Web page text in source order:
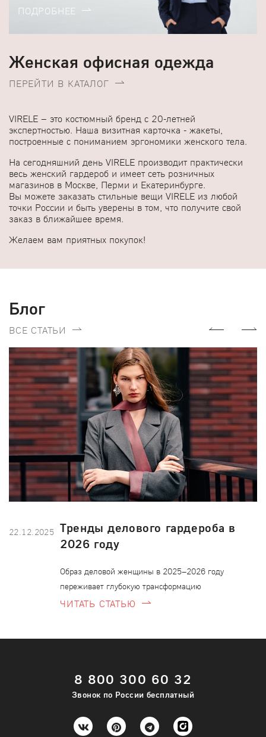
ПОДРОБНЕЕ
Женская офисная одежда
ПЕРЕЙТИ В КАТАЛОГ
VIRELE – это костюмный бренд с 20-летней
экспертностью. Наша визитная карточка - жакеты,
построенные с пониманием эргономики женского тела.
На сегодняшний день VIRELE производит практически
весь женский гардероб и имеет сеть розничных
магазинов в Москве, Перми и Екатеринбурге.
Вы можете заказать стильные вещи VIRELE из любой
точки России и быть уверены в том, что получите свой
заказ в ближайшее время.
Желаем вам приятных покупок!
Блог
ВСЕ СТАТЬИ Previous
22.12.2025
Тренды делового гардероба в
2026 году
Образ деловой женщины в 2025–2026 году
переживает глубокую трансформацию
ЧИТАТЬ СТАТЬЮ
Next
8 800 300 60 32
Звонок по России бесплатный